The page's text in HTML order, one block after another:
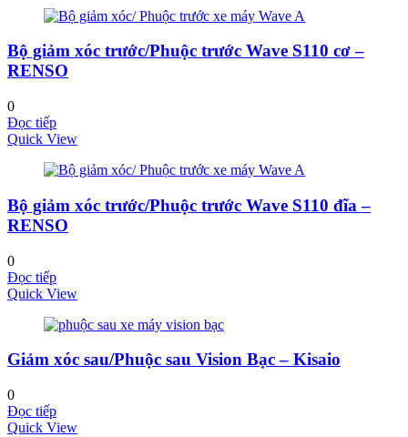
Bộ giảm xóc trước/Phuộc trước Wave S110 cơ –
RENSO
0
Đọc tiếp
Quick View
Bộ giảm xóc trước/Phuộc trước Wave S110 đĩa –
RENSO
0
Đọc tiếp
Quick View
Giảm xóc sau/Phuộc sau Vision Bạc – Kisaio
0
Đọc tiếp
Quick View